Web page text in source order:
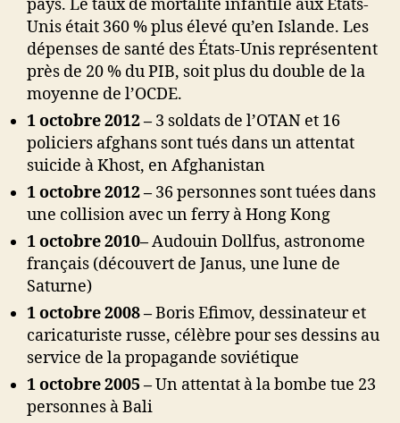
pays. Le taux de mortalité infantile aux États-
Unis était 360 % plus élevé qu’en Islande. Les
dépenses de santé des États-Unis représentent
près de 20 % du PIB, soit plus du double de la
moyenne de l’OCDE.
1 octobre 2012 – 3 soldats de l’OTAN et 16
policiers afghans sont tués dans un attentat
suicide à Khost, en Afghanistan
1 octobre 2012 – 36 personnes sont tuées dans
une collision avec un ferry à Hong Kong
1 octobre 2010–Audouin Dollfus, astronome
français (découvert de Janus, une lune de
Saturne)
1 octobre 2008 –Boris Efimov, dessinateur et
caricaturiste russe, célèbre pour ses dessins au
service de la propagande soviétique
1 octobre 2005 –Un attentat à la bombe tue 23
personnes à Bali